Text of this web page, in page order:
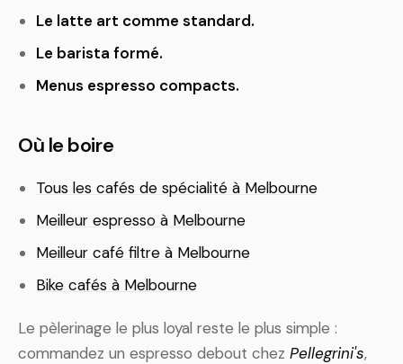
Le latte art comme standard.
Le barista formé.
Menus espresso compacts.
Où le boire
Tous les cafés de spécialité à Melbourne
Meilleur espresso à Melbourne
Meilleur café filtre à Melbourne
Bike cafés à Melbourne
Le pèlerinage le plus loyal reste le plus simple :
commandez un espresso debout chez Pellegrini's,